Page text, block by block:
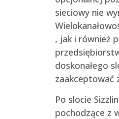
sieciowy nie
, jak i również
doskonałego
zaakceptować
Po slocie
pochodzące z